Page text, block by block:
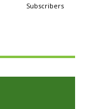
Subscribers